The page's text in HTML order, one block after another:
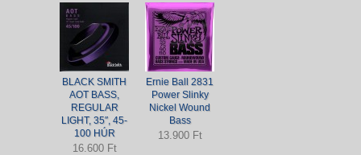
BLACK SMITH
AOT BASS,
REGULAR
LIGHT, 35″, 45-
100 HÚR
16.600 Ft
Ernie Ball 2831
Power Slinky
Nickel Wound
Bass
13.900 Ft